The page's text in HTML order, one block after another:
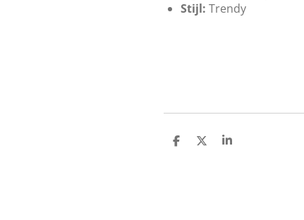
Stijl: Trendy
D
D
S